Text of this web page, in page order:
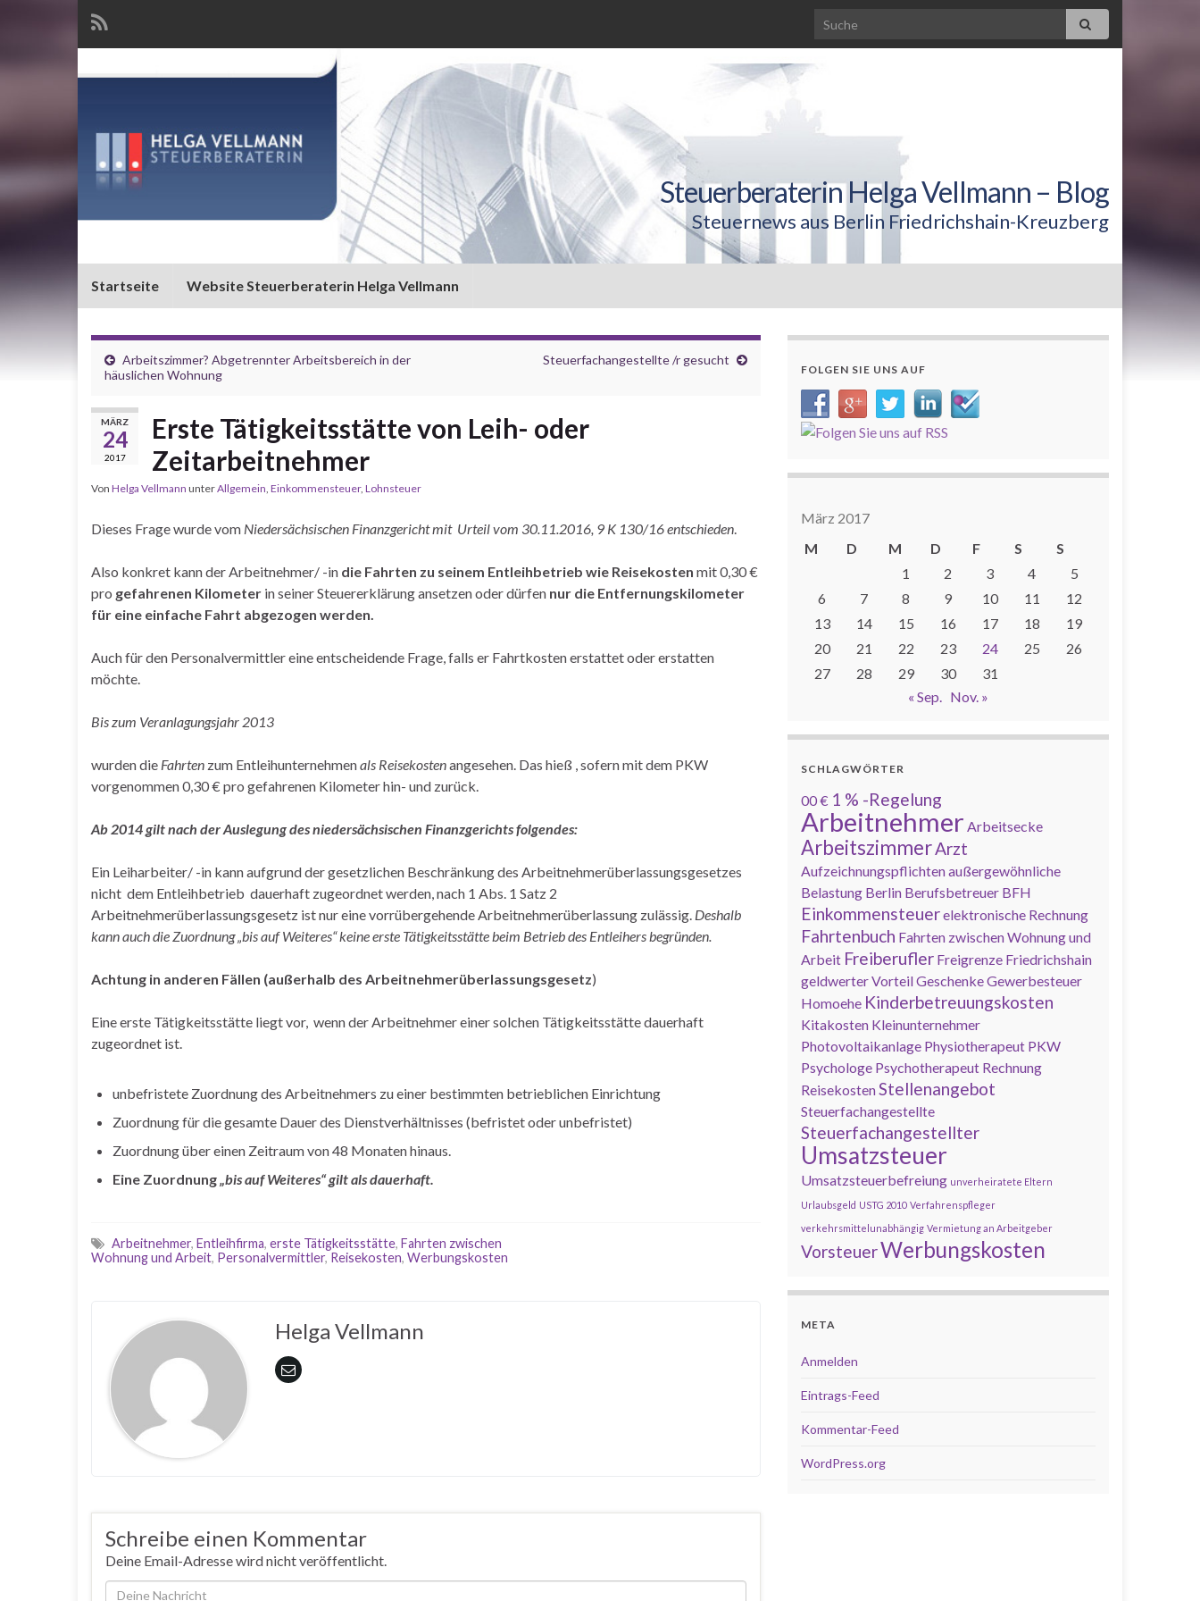
Steuerberaterin Helga Vellmann – Blog
Steuernews aus Berlin Friedrichshain-Kreuzberg
Startseite Website Steuerberaterin Helga Vellmann
Arbeitszimmer? Abgetrennter Arbeitsbereich in der
häuslichen Wohnung
Steuerfachangestellte /r gesucht
MÄRZ
24
2017
Erste Tätigkeitsstätte von Leih- oder
Zeitarbeitnehmer
Von Helga Vellmann unterAllgemein, Einkommensteuer, Lohnsteuer
Dieses Frage wurde vom Niedersächsischen Finanzgericht mit Urteil vom 30.11.2016, 9 K 130/16 entschieden.
Also konkret kann der Arbeitnehmer/ -in die Fahrten zu seinem Entleihbetrieb wie Reisekosten mit 0,30 €
pro gefahrenen Kilometer in seiner Steuererklärung ansetzen oder dürfen nur die Entfernungskilometer
für eine einfache Fahrt abgezogen werden.
Auch für den Personalvermittler eine entscheidende Frage, falls er Fahrtkosten erstattet oder erstatten
möchte.
Bis zum Veranlagungsjahr 2013
wurden die Fahrten zum Entleihunternehmenals Reisekostenangesehen. Das hieß , sofern mit dem PKW
vorgenommen 0,30 € pro gefahrenen Kilometer hin- und zurück.
Ab 2014 gilt nach der Auslegung des niedersächsischen Finanzgerichts folgendes:
Ein Leiharbeiter/ -in kann aufgrund der gesetzlichen Beschränkung des Arbeitnehmerüberlassungsgesetzes
nicht dem Entleihbetrieb dauerhaft zugeordnet werden, nach 1 Abs. 1 Satz 2
Arbeitnehmerüberlassungsgesetz ist nur eine vorrübergehende Arbeitnehmerüberlassung zulässig. Deshalb
kann auch die Zuordnung „bis auf Weiteres“ keine erste Tätigkeitsstätte beim Betrieb des Entleihers begründen.
Achtung in anderen Fällen (außerhalb des Arbeitnehmerüberlassungsgesetz)
Eine erste Tätigkeitsstätte liegt vor, wenn der Arbeitnehmer einer solchen Tätigkeitsstätte dauerhaft
zugeordnet ist.
unbefristete Zuordnung des Arbeitnehmers zu einer bestimmten betrieblichen Einrichtung
Zuordnung für die gesamte Dauer des Dienstverhältnisses (befristet oder unbefristet)
Zuordnung über einen Zeitraum von 48 Monaten hinaus.
Eine Zuordnung„bis auf Weiteres“ gilt als dauerhaft.
Arbeitnehmer, Entleihfirma, erste Tätigkeitsstätte, Fahrten zwischen
Wohnung und Arbeit, Personalvermittler, Reisekosten, Werbungskosten
Helga Vellmann
Schreibe einen Kommentar
Deine Email-Adresse wird nicht veröffentlicht.
FOLGEN SIE UNS AUF
März 2017
M
D M D F S
S
1
2 3 4
5
6
7 8 9 10 11
12
13
14 15 16 17 18
19
20
21 22 23 24 25
26
27
28 29 30
31
« Sep.
Nov. »
SCHLAGWÖRTER
00 € 1 % -Regelung
Arbeitnehmer Arbeitsecke
ArbeitszimmerArzt
Aufzeichnungspflichtenaußergewöhnliche
Belastung Berlin Berufsbetreuer BFH
Einkommensteuerelektronische Rechnung
Fahrtenbuch Fahrten zwischen Wohnung und
Arbeit Freiberufler Freigrenze Friedrichshain
geldwerter VorteilGeschenkeGewerbesteuer
Homoehe Kinderbetreuungskosten
Kitakosten Kleinunternehmer
Photovoltaikanlage Physiotherapeut PKW
Psychologe Psychotherapeut Rechnung
ReisekostenStellenangebot
Steuerfachangestellte
Steuerfachangestellter
Umsatzsteuer
Umsatzsteuerbefreiung unverheiratete Eltern
Urlaubsgeld USTG 2010 Verfahrenspfleger
verkehrsmittelunabhängig Vermietung an Arbeitgeber
VorsteuerWerbungskosten
META
Anmelden
Eintrags-Feed
Kommentar-Feed
WordPress.org